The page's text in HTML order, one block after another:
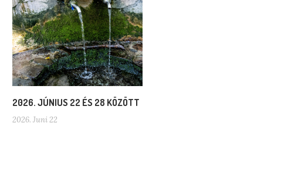
2026. JÚNIUS 22 ÉS 28 KÖZÖTT
2026. Juni 22